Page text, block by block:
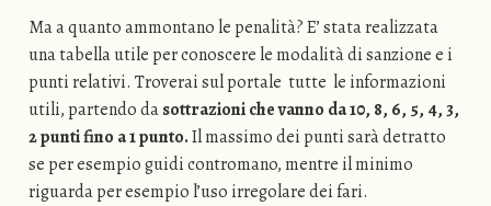
Ma a quanto ammontano le penalità? E’ stata realizzata
una tabella utile per conoscere le modalità di sanzione e i
punti relativi. Troverai sul portale tutte le informazioni
utili, partendo dasottrazioni che vanno da 10, 8, 6, 5, 4, 3,
2 punti fino a 1 punto.Il massimo dei punti sarà detratto
se per esempio guidi contromano, mentre il minimo
riguarda per esempio l’uso irregolare dei fari.